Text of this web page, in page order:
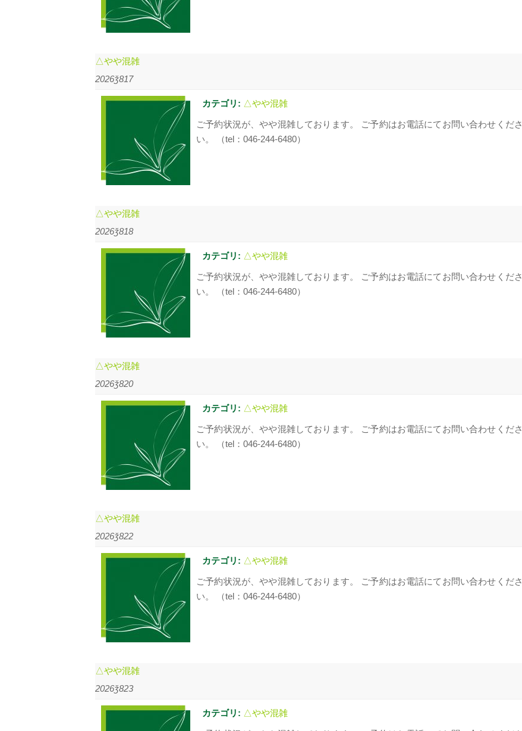
△やや混雑
2026ǯ817
カテゴリ: △やや混雑
ご予約状況が、やや混雑しております。 ご予約はお電話にてお問い合わせくださ
い。 （tel：046-244-6480）
△やや混雑
2026ǯ818
カテゴリ: △やや混雑
ご予約状況が、やや混雑しております。 ご予約はお電話にてお問い合わせくださ
い。 （tel：046-244-6480）
△やや混雑
2026ǯ820
カテゴリ: △やや混雑
ご予約状況が、やや混雑しております。 ご予約はお電話にてお問い合わせくださ
い。 （tel：046-244-6480）
△やや混雑
2026ǯ822
カテゴリ: △やや混雑
ご予約状況が、やや混雑しております。 ご予約はお電話にてお問い合わせくださ
い。 （tel：046-244-6480）
△やや混雑
2026ǯ823
カテゴリ: △やや混雑